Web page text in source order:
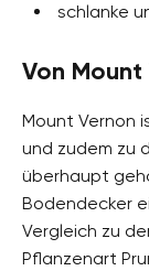
schlanke
Von Mount
Mount Vernon
und zudem zu
überhaupt
Bodendecker
Vergleich zu
Pflanzenart